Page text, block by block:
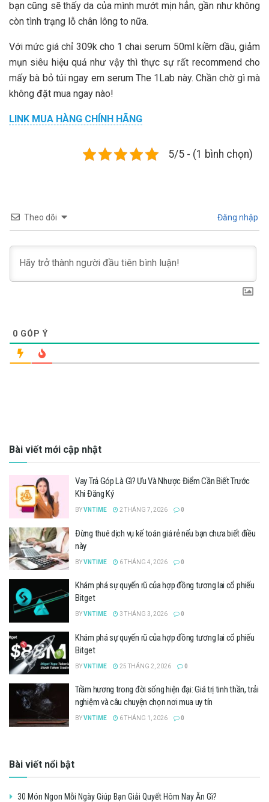
bạn cũng sẽ thấy da của mình mướt mịn hẳn, gần như không
còn tình trạng lỗ chân lông to nữa.
Với mức giá chỉ 309k cho 1 chai serum 50ml kiềm dầu, giảm
mụn siêu hiệu quả như vậy thì thực sự rất recommend cho
mấy bà bỏ túi ngay em serum The 1Lab này. Chần chờ gì mà
không đặt mua ngay nào!
LINK MUA HÀNG CHÍNH HÃNG
5/5 - (1 bình chọn)
Theo dõi Đăng nhập
0 GÓP Ý
Bài viết mới cập nhật
Vay Trả Góp Là Gì? Ưu Và Nhược Điểm Cần Biết Trước
Khi Đăng Ký
BYVNTIME 2 THÁNG 7, 2026 0
Đừng thuê dịch vụ kế toán giá rẻ nếu bạn chưa biết điều
này
BYVNTIME 6 THÁNG 4, 2026 0
Khám phá sự quyến rũ của hợp đồng tương lai cổ phiếu
Bitget
BYVNTIME 3 THÁNG 3, 2026 0
Khám phá sự quyến rũ của hợp đồng tương lai cổ phiếu
Bitget
BYVNTIME 25 THÁNG 2, 2026 0
Trầm hương trong đời sống hiện đại: Giá trị tinh thần, trải
nghiệm và câu chuyện chọn nơi mua uy tín
BYVNTIME 6 THÁNG 1, 2026 0
Bài viết nổi bật
30 Món Ngon Mỗi Ngày Giúp Bạn Giải Quyết Hôm Nay Ăn Gì?